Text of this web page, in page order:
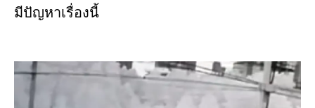
มีปัญหาเรื่องนี้